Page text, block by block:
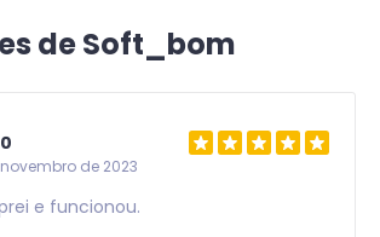
de Soft_bom
de 2023
e funcionou.